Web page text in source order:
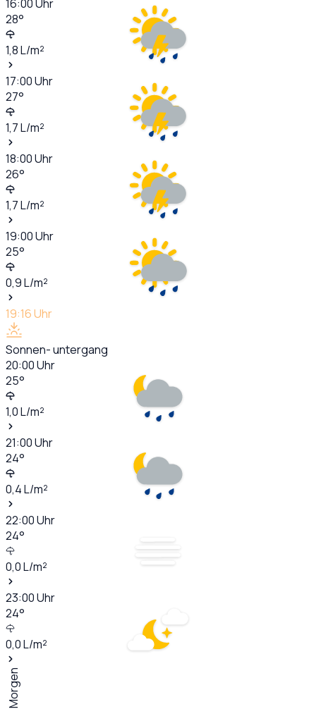
16:00Uhr
28°
1,8L/m²
17:00Uhr
27°
1,7L/m²
18:00Uhr
26°
1,7L/m²
19:00Uhr
25°
0,9L/m²
19:16Uhr
Sonnen- untergang
20:00Uhr
25°
1,0L/m²
21:00Uhr
24°
0,4L/m²
22:00Uhr
24°
0,0L/m²
23:00Uhr
24°
0,0L/m²
Morgen